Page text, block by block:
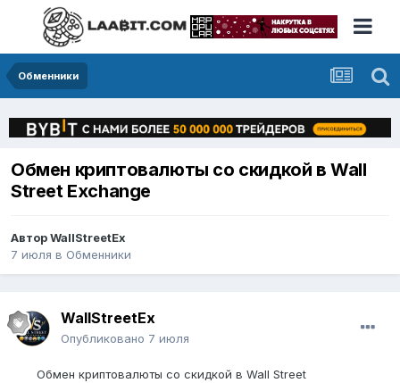
Обменники
Обмен криптовалюты со скидкой в Wall
Street Exchange
АвторWallStreetEx
7 июля в Обменники
WallStreetEx
Опубликовано 7 июля
Обмен криптовалюты со скидкой в Wall Street